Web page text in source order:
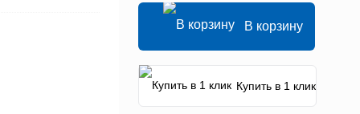
В корзину
Купить в 1 клик